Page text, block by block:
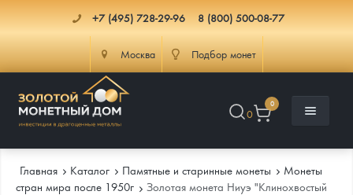
+7 (495) 728-29-96 8 (800) 500-08-77
Москва Подбор монет
0
0
Главная Каталог Памятные и старинные монеты
Монеты
стран мира после 1950г
Золотая монета Ниуэ "Клинохвостый